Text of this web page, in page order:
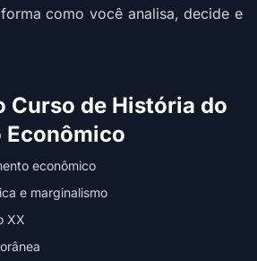
como você analisa, decide e
Curso de História do
Econômico
econômico
e marginalismo
XX